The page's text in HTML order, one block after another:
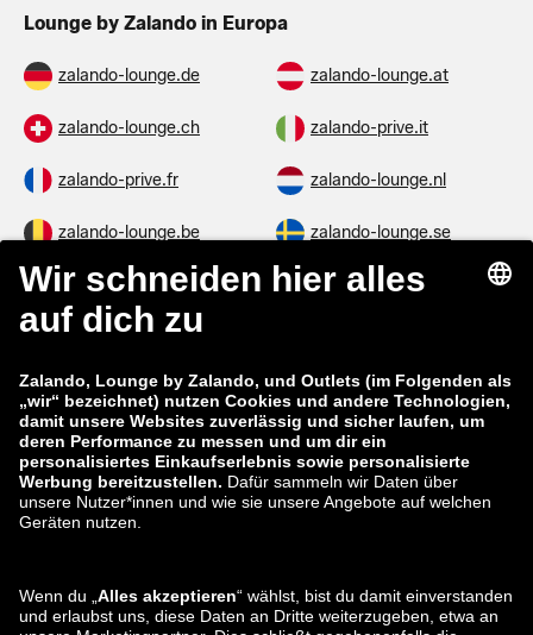
Lounge by Zalando in Europa
zalando-lounge.de zalando-lounge.at
zalando-lounge.ch zalando-prive.it
zalando-prive.fr zalando-lounge.nl
zalando-lounge.be zalando-lounge.se
zalando-lounge.fi zalando-lounge.dk
zalando-lounge.co.uk
zalando-prive.es zalando-lounge.cz
zalando-lounge.lt zalando-lounge.sk
zalando-lounge.ro zalando-lounge.hr
zalando-lounge.lu zalando-lounge.ee